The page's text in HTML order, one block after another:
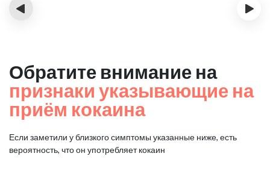
‹ ›
Обратите внимание на
признаки указывающие на
приём кокаина
Если заметили у близкого симптомы указанные ниже, есть
вероятность, что он употребляет кокаин